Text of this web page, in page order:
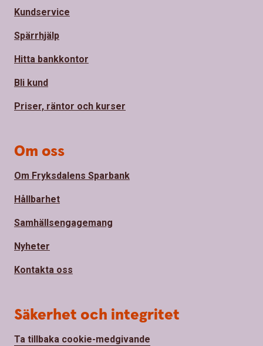
Kundservice
Spärrhjälp
Hitta bankkontor
Bli kund
Priser, räntor och kurser
Om oss
Om Fryksdalens Sparbank
Hållbarhet
Samhällsengagemang
Nyheter
Kontakta oss
Säkerhet och integritet
Ta tillbaka cookie-medgivande